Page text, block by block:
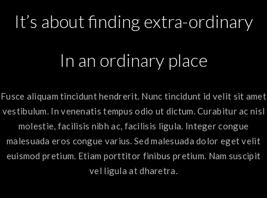
It’s about finding extra-ordinary
In an ordinary place
Fusce aliquam tincidunt hendrerit. Nunc tincidunt id velit sit amet
vestibulum. In venenatis tempus odio ut dictum. Curabitur ac nisl
molestie, facilisis nibh ac, facilisis ligula. Integer congue
malesuada eros congue varius. Sed malesuada dolor eget velit
euismod pretium. Etiam porttitor finibus pretium. Nam suscipit
vel ligula at dharetra.